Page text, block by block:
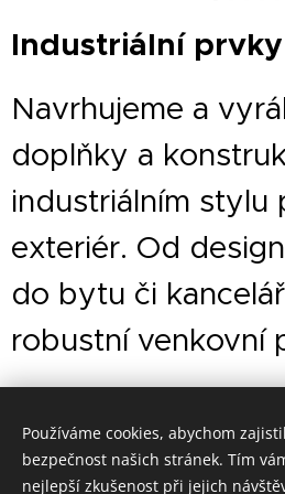
Industriální prvky
Navrhujeme a
doplňky a
industriálním stylu
exteriér. Od
do bytu či
robustní venkovní
Používáme cookies, abychom
bezpečnost našich stránek. Tím
nejlepší zkušenost při jejich